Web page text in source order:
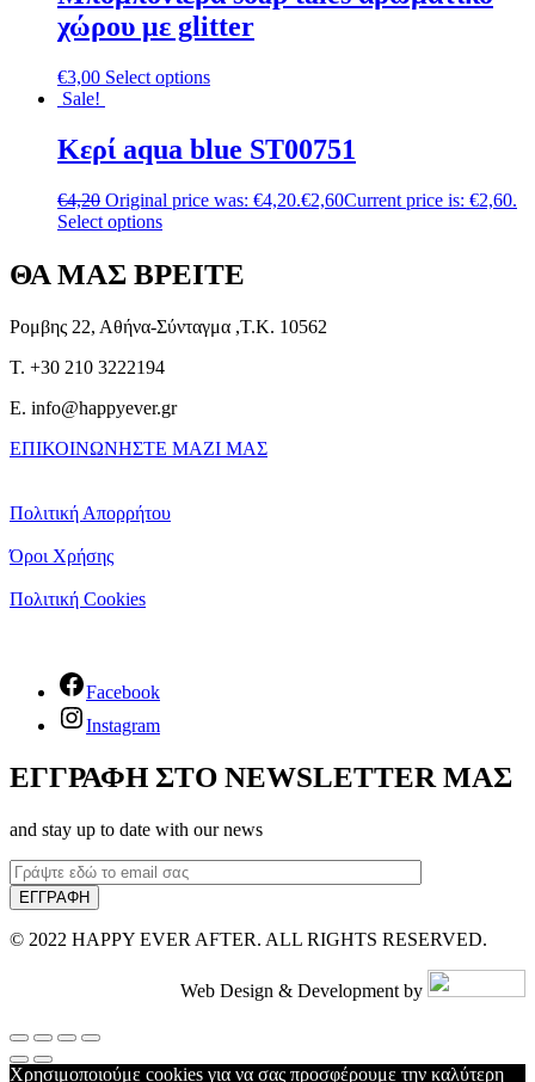
χώρου με glitter
€3,00 Select options
Sale!
Κερί aqua blue ST00751
€4,20 Original price was: €4,20.€2,60Current price is: €2,60.
Select options
ΘΑ ΜΑΣ ΒΡΕΙΤΕ
Ρομβης 22, Αθήνα-Σύνταγμα ,Τ.Κ. 10562
T. +30 210 3222194
E. info@happyever.gr
ΕΠΙΚΟΙΝΩΝΗΣΤΕ ΜΑΖΙ ΜΑΣ
Πολιτική Απορρήτου
Όροι Χρήσης
Πολιτική Cookies
Facebook
Instagram
ΕΓΓΡΑΦΗ ΣΤΟ NEWSLETTER ΜΑΣ
and stay up to date with our news
© 2022 HAPPY EVER AFTER. ALL RIGHTS RESERVED.
Web Design & Development by
Χρησιμοποιούμε cookies για να σας προσφέρουμε την καλύτερη